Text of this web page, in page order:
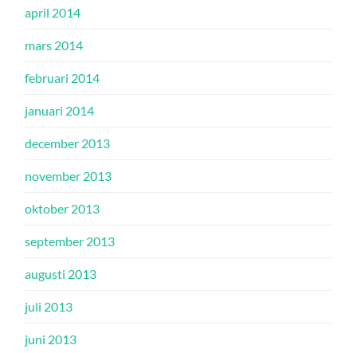
april 2014
mars 2014
februari 2014
januari 2014
december 2013
november 2013
oktober 2013
september 2013
augusti 2013
juli 2013
juni 2013